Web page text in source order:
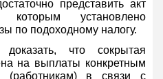
представить акт
которым установлено
по подоходному налогу.
что сокрытая
на выплаты конкретным
(работникам) в связи с